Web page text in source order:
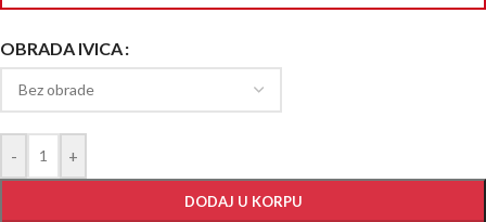
OBRADA IVICA
- +
DODAJ U KORPU